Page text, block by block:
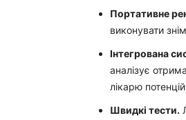
Портативне
виконувати
Інтегрована
аналізує
лікарю
Швидкі тести.